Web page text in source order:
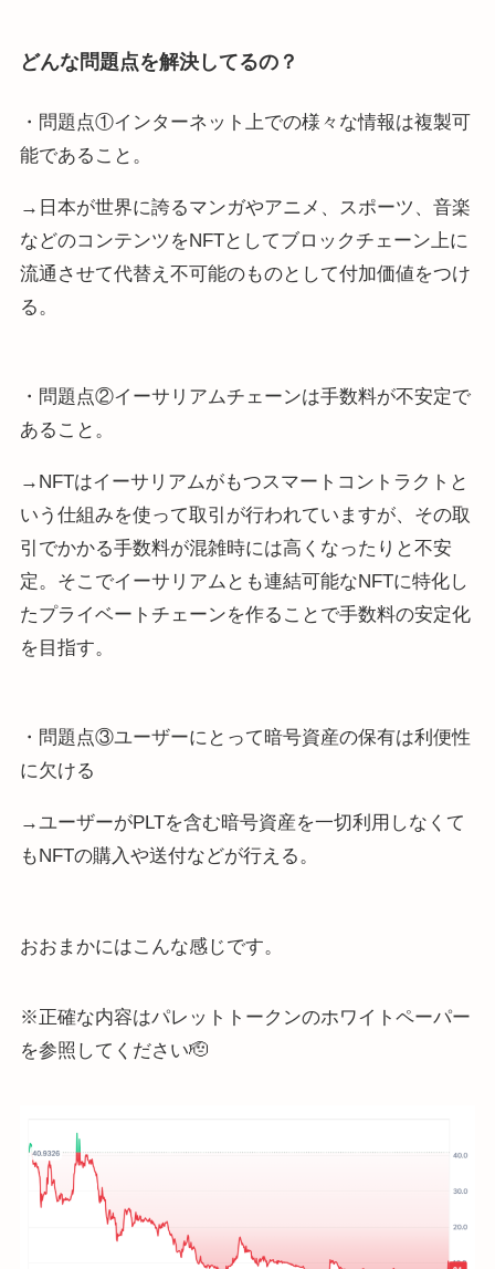
どんな問題点を解決してるの？
・問題点①インターネット上での様々な情報は複製可
能であること。
→日本が世界に誇るマンガやアニメ、スポーツ、⾳楽
などのコンテンツをNFTとしてブロックチェーン上に
流通させて代替え不可能のものとして付加価値をつけ
る。
・問題点②イーサリアムチェーンは手数料が不安定で
あること。
→NFTはイーサリアムがもつスマートコントラクトと
いう仕組みを使って取引が行われていますが、その取
引でかかる手数料が混雑時には高くなったりと不安
定。そこでイーサリアムとも連結可能なNFTに特化し
たプライベートチェーンを作ることで手数料の安定化
を目指す。
・問題点③ユーザーにとって暗号資産の保有は利便性
に欠ける
→ユーザーがPLTを含む暗号資産を⼀切利⽤しなくて
もNFTの購⼊や送付などが⾏える。
おおまかにはこんな感じです。
※正確な内容はパレットトークンのホワイトペーパー
を参照してください🫡